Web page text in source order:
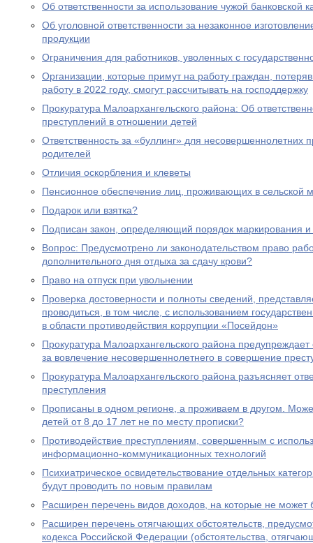
Об ответственности за использование чужой банковской
Об уголовной ответственности за незаконное
продукции
Ограничения для работников, уволенных с
Организации, которые примут на работу граждан,
работу в 2022 году, смогут рассчитывать на господдержку
Прокуратура Малоархангельского района: Об
преступлений в отношении детей
Ответственность за «буллинг» для несовершеннолетних
родителей
Отличия оскорбления и клеветы
Пенсионное обеспечение лиц, проживающих в сельской
Подарок или взятка?
Подписан закон, определяющий порядок маркирования и
Вопрос: Предусмотрено ли законодательством право
дополнительного дня отдыха за сдачу крови?
Право на отпуск при увольнении
Проверка достоверности и полноты сведений,
проводиться, в том числе, с использованием
в области противодействия коррупции «Посейдон»
Прокуратура Малоархангельского района предупреждает
за вовлечение несовершеннолетнего в совершение
Прокуратура Малоархангельского района разъясняет
преступления
Прописаны в одном регионе, а проживаем в другом.
детей от 8 до 17 лет не по месту прописки?
Противодействие преступлениям, совершенным с
информационно-коммуникационных технологий
Психиатрическое освидетельствование отдельных
будут проводить по новым правилам
Расширен перечень видов доходов, на которые не может
Расширен перечень отягчающих обстоятельств,
кодекса Российской Федерации (обстоятельства,